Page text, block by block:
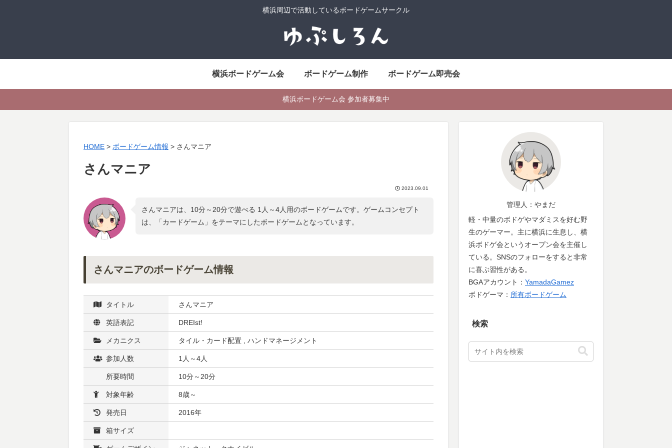
横浜周辺で活動しているボードゲームサークル
横浜ボードゲーム会 ボードゲーム制作 ボードゲーム即売会
横浜ボードゲーム会 参加者募集中
HOME > ボードゲーム情報 > さんマニア
さんマニア
2023.09.01
さんマニアは、10分～20分で遊べる 1人～4人用のボードゲームです。ゲームコンセプト
は、「カードゲーム 」をテーマにしたボードゲームとなっています。
さんマニアのボードゲーム情報
タイトル さんマニア
英語表記 DREIst!
メカニクス タイル・カード配置 , ハンドマネージメント
参加人数 1人～4人
所要時間 10分～20分
対象年齢 8歳～
発売日 2016年
箱サイズ
管理人：やまだ
軽・中量のボドゲやマダミスを好む野
生のゲーマー。主に横浜に生息し、横
浜ボドゲ会というオープン会を主催し
ている。SNSのフォローをすると非常
に喜ぶ習性がある。
BGAアカウント： YamadaGamez
ボドゲーマ： 所有ボードゲーム
検索